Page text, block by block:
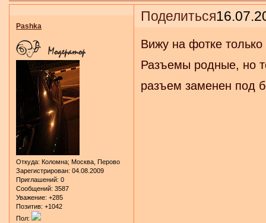
Поделиться
Pashka
Откуда: Коломна; Москва, Перово
Зарегистрирован: 04.08.2009
Приглашений: 0
Сообщений: 3587
Уважение: +285
Позитив: +1042
Пол:
Вижу на фотке
Разъемы родные, но
разъем заменен под